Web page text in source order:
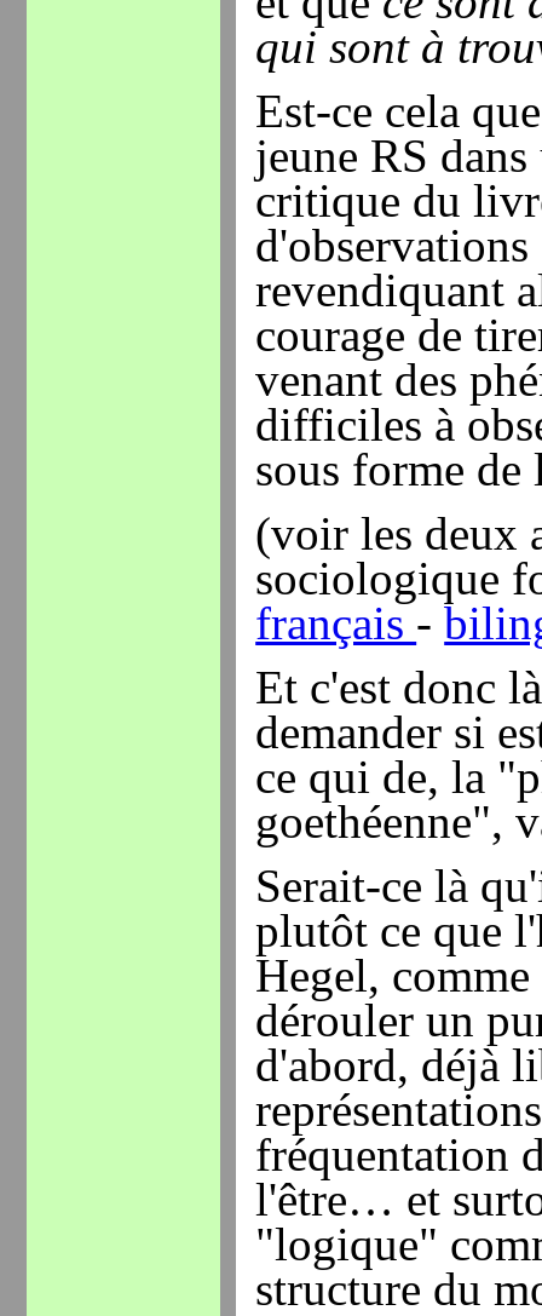
qui sont à
Est-ce cela que
jeune RS
critique du
revendiquant
courage de
venant des
difficiles à
sous forme de
(voir les deux
sociologique
français -
Et c'est donc
demander si
ce qui de, la
goethéenne",
Serait-ce là
plutôt ce que
Hegel, comme
dérouler un
d'abord, déjà
fréquentation
l'être… et
"logique"
structure du